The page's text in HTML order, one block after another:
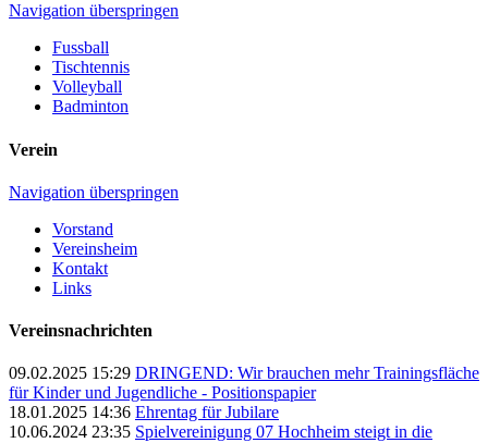
Navigation überspringen
Fussball
Tischtennis
Volleyball
Badminton
Verein
Navigation überspringen
Vorstand
Vereinsheim
Kontakt
Links
Vereinsnachrichten
09.02.2025 15:29 DRINGEND: Wir brauchen mehr Trainingsfläche
für Kinder und Jugendliche - Positionspapier
18.01.2025 14:36 Ehrentag für Jubilare
10.06.2024 23:35 Spielvereinigung 07 Hochheim steigt in die